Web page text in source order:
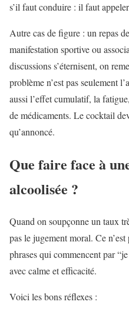
s’il faut conduire : il faut
Autre cas de figure : un repas
manifestation sportive ou
discussions s’éternisent, on
problème n’est pas seulement
aussi l’effet cumulatif, la
de médicaments. Le cocktail
qu’annoncé.
Que faire face à
alcoolisée ?
Quand on soupçonne un taux
pas le jugement moral. Ce
phrases qui commencent par
avec calme et efficacité.
Voici les bons réflexes :